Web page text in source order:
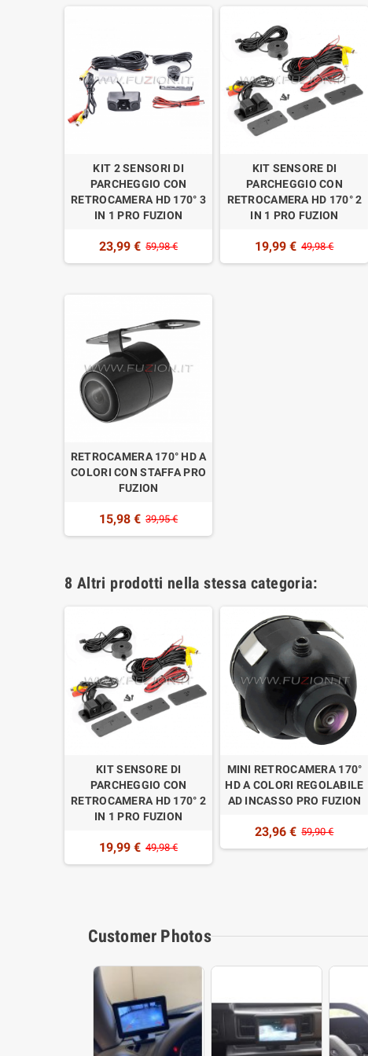
KIT 2 SENSORI DI
PARCHEGGIO CON
RETROCAMERA HD 170° 3
IN 1 PRO FUZION
23,99 € 59,98 €
KIT SENSORE DI
PARCHEGGIO CON
RETROCAMERA HD 170° 2
IN 1 PRO FUZION
19,99 € 49,98 €
RETROCAMERA 170° HD A
COLORI CON STAFFA PRO
FUZION
15,98 € 39,95 €
8 Altri prodotti nella stessa categoria:
KIT SENSORE DI
PARCHEGGIO CON
RETROCAMERA HD 170° 2
IN 1 PRO FUZION
19,99 € 49,98 €
MINI RETROCAMERA 170°
HD A COLORI REGOLABILE
AD INCASSO PRO FUZION
23,96 € 59,90 €
Customer Photos